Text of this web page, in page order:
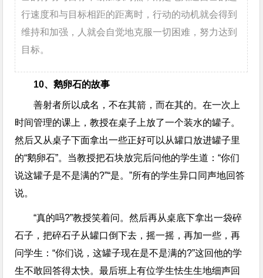
行速度和与目标相距的距离时，行动的动机就会得到
维持和加强，人就会自觉地克服一切困难，努力达到
目标。
10、鹅卵石的故事
善射者所以成名，不在其箭，而在其的。在一次上
时间管理的课上，教授在桌子上放了一个装水的罐子。
然后又从桌子下面拿出一些正好可以从罐口放进罐子里
的“鹅卵石”。当教授把石块放完后问他的学生道：“你们
说这罐子是不是满的?”“是。”所有的学生异口同声地回答
说。
“真的吗?”教授笑着问。然后再从桌底下拿出一袋碎
石子，把碎石子从罐口倒下去，摇一摇，再加一些，再
问学生：“你们说，这罐子现在是不是满的?”这回他的学
生不敢回答得太快。最后班上有位学生怯生生地细声回